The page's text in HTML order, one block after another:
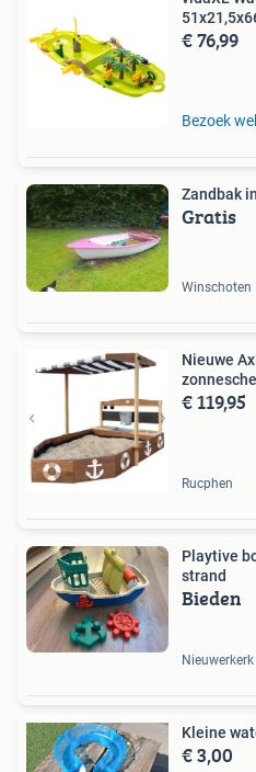
€ 76,99
Bezoek
Zandbak
Gratis
Winschoten
Nieuwe
€ 119,95
Rucphen
Playtive
strand
Bieden
Kleine
€ 3,00